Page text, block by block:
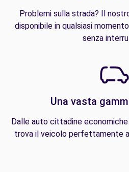
Problemi sulla strada? Il
disponibile in qualsiasi
senza
Una vasta
Dalle auto cittadine economiche
trova il veicolo perfettamente